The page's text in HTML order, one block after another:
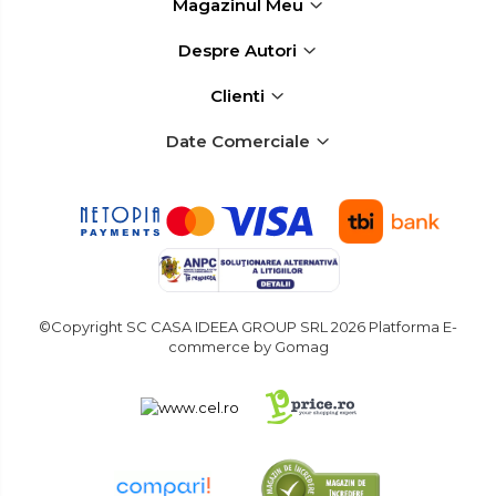
Profesionale Industriale
Scule Electrice: Bormasini,
& Telemetru laser
Electrice pentru Cuie si Capse
lant drujba si accesorii
Masina de taiat beton
Magazinul Meu
Despre Autori
Clienti
Date Comerciale
©Copyright SC CASA IDEEA GROUP SRL 2026 Platforma E-
commerce by Gomag